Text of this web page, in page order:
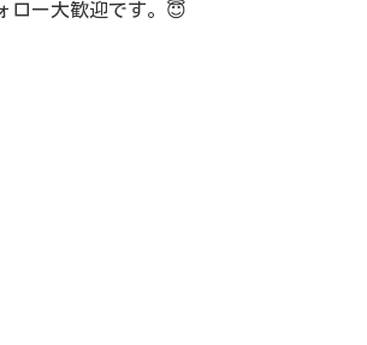
ロー大歓迎です。 😇